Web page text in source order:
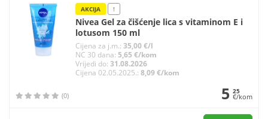
AKCIJA !
Nivea Gel za čišćenje lica s vitaminom E i
lotusom 150 ml
Cijena za j.m.:35,00 €/l
NC 30 dana:5,65 €/kom
Vrijedi do:31.08.2026
Cijena 02.05.2025.:8,09 €/kom
(0) 5 25
€/kom